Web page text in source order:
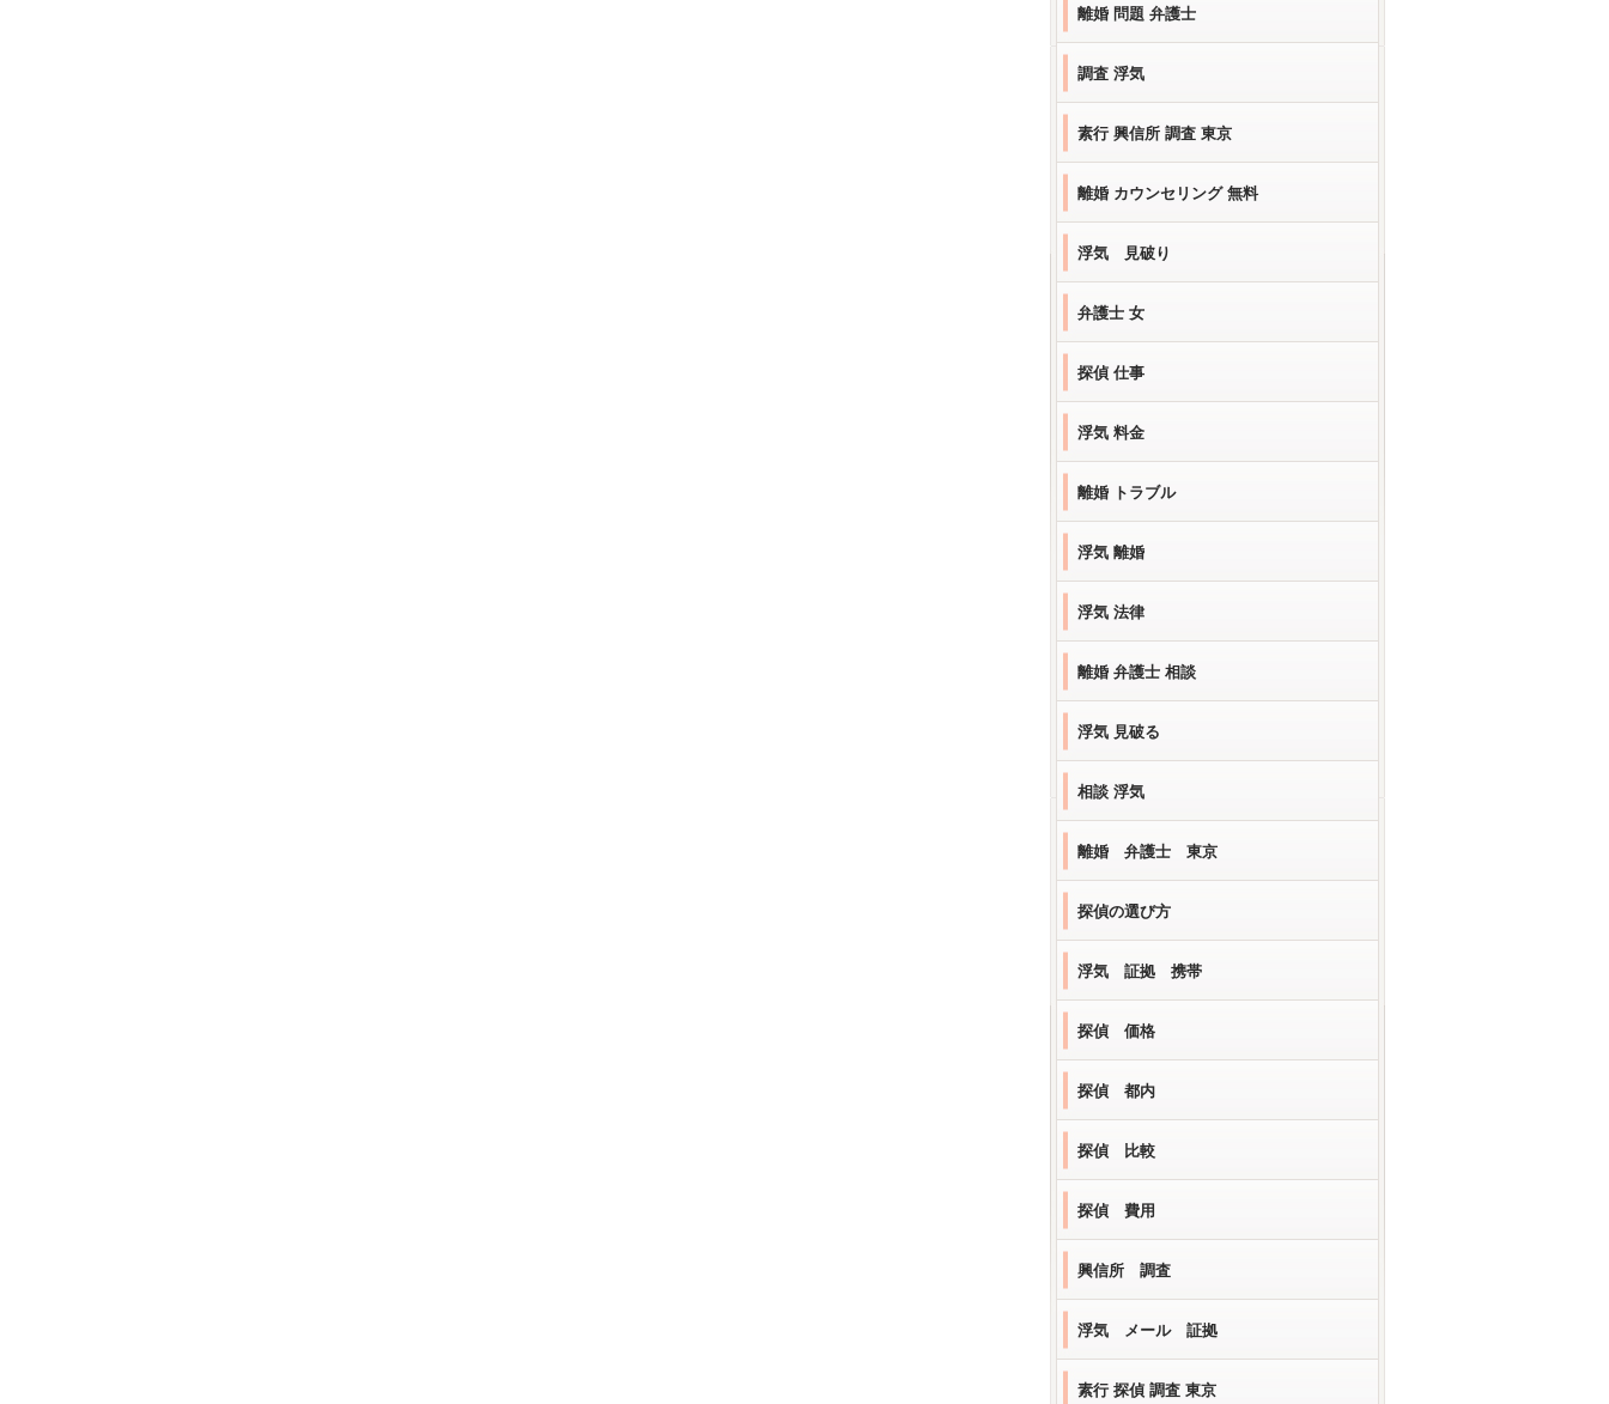
離婚 問題 弁護士
調査 浮気
素行 興信所 調査 東京
離婚 カウンセリング 無料
浮気 見破り
弁護士 女
探偵 仕事
浮気 料金
離婚 トラブル
浮気 離婚
浮気 法律
離婚 弁護士 相談
浮気 見破る
相談 浮気
離婚 弁護士 東京
探偵の選び方
浮気 証拠 携帯
探偵 価格
探偵 都内
探偵 比較
探偵 費用
興信所 調査
浮気 メール 証拠
素行 探偵 調査 東京